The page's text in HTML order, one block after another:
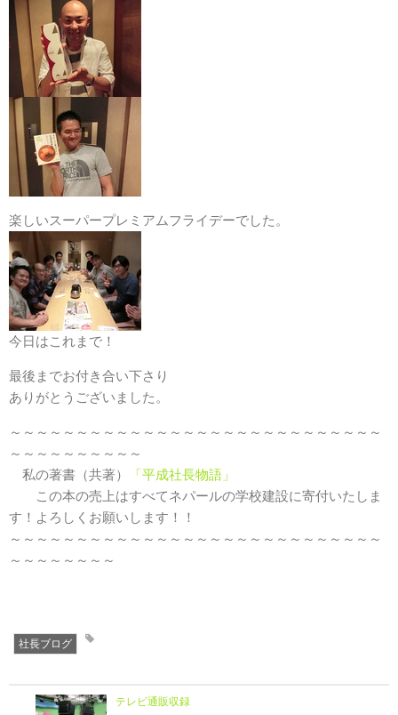
楽しいスーパープレミアムフライデーでした。
今日はこれまで！
最後までお付き合い下さり
ありがとうございました。
～～～～～～～～～～～～～～～～～～～～～～～～～～～～
～～～～～～～～～～
私の著書（共著）
「平成社長物語」
この本の売上はすべてネパールの学校建設に寄付いたしま
す！よろしくお願いします！！
～～～～～～～～～～～～～～～～～～～～～～～～～～～～
～～～～～～～～
社長ブログ
テレビ通販収録